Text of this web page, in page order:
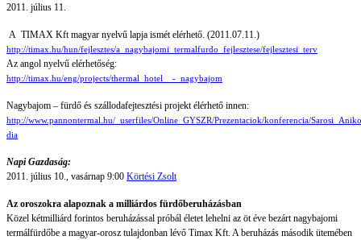
2011. július 11.
A TIMAX Kft magyar nyelvű lapja ismét elérhető. (2011.07.11.)
http://timax.hu/hun/fejlesztes/a_nagybajomi_termalfurdo_fejlesztese/fejlesztesi_terv
Az angol nyelvű elérhetőség:
http://timax.hu/eng/projects/thermal_hotel__-_nagybajom
Nagybajom – fürdő és szállodafejtesztési projekt élérhető innen:
http://www.pannontermal.hu/_userfiles/Online_GYSZR/Prezentaciok/konferencia/
dia
Napi Gazdaság:
2011. július 10., vasárnap 9:00 Körtési Zsolt
Az oroszokra alapoznak a milliárdos fürdőberuházásban
Közel kétmilliárd forintos beruházással próbál életet lehelni az öt éve bezárt nagybajomi
termálfürdőbe a magyar-orosz tulajdonban lévő Timax Kft. A beruházás második ütemében